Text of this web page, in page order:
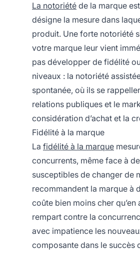
La notoriété de la marque
désigne la mesure dans
produit. Une forte notoriété
votre marque leur vient
pas développer de fidélité
niveaux : la notoriété
spontanée, où ils se
relations publiques et le
considération d’achat et la
Fidélité à la marque
La fidélité à la marque
concurrents, même face à
susceptibles de changer de
recommandent la marque à
coûte bien moins cher
rempart contre la
avec impatience les
composante dans le succès